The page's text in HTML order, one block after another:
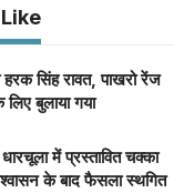
सिंह रावत, पाखरो रेंज
बुलाया गया
में प्रस्तावित चक्का
के बाद फैसला स्थगित